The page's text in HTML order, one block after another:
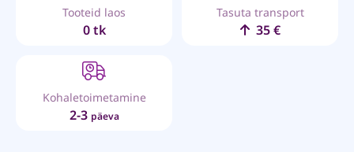
Tooteid laos
0 tk
Tasuta transport
35 €
Kohaletoimetamine
2-3 päeva